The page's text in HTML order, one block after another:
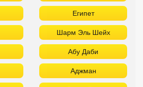
Египет
Шарм Эль Шейх
Абу Даби
Аджман